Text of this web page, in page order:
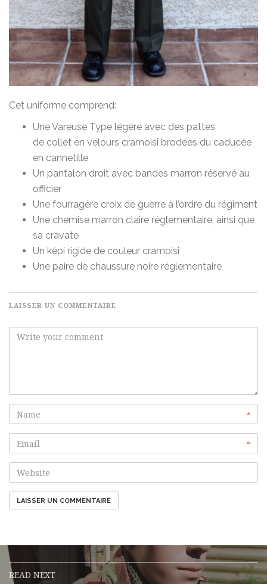
Cet uniforme comprend:
Une Vareuse Type légère avec des pattes
de collet en velours cramoisi brodées du caducée
en cannetille
Un pantalon droit avec bandes marron réservé au
officier
Une fourragère croix de guerre à l’ordre du régiment
Une chemise marron claire réglementaire, ainsi que
sa cravate
Un képi rigide de couleur cramoisi
Une paire de chaussure noire réglementaire
LAISSER UN COMMENTAIRE
*
*
READ NEXT